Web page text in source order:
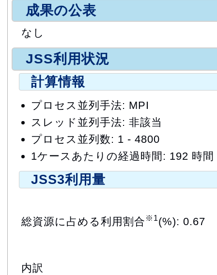
成果の公表
なし
JSS利用状況
計算情報
プロセス並列手法: MPI
スレッド並列手法: 非該当
プロセス並列数: 1 - 4800
1ケースあたりの経過時間: 192 時間
JSS3利用量
総資源に占める利用割合 ※1 (%): 0.67
内訳